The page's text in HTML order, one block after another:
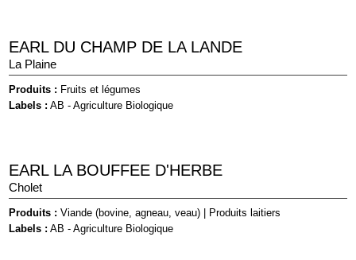
EARL DU CHAMP DE LA LANDE
La Plaine
Produits : Fruits et légumes
Labels : AB - Agriculture Biologique
EARL LA BOUFFEE D'HERBE
Cholet
Produits : Viande (bovine, agneau, veau)
Produits laitiers
Labels : AB - Agriculture Biologique